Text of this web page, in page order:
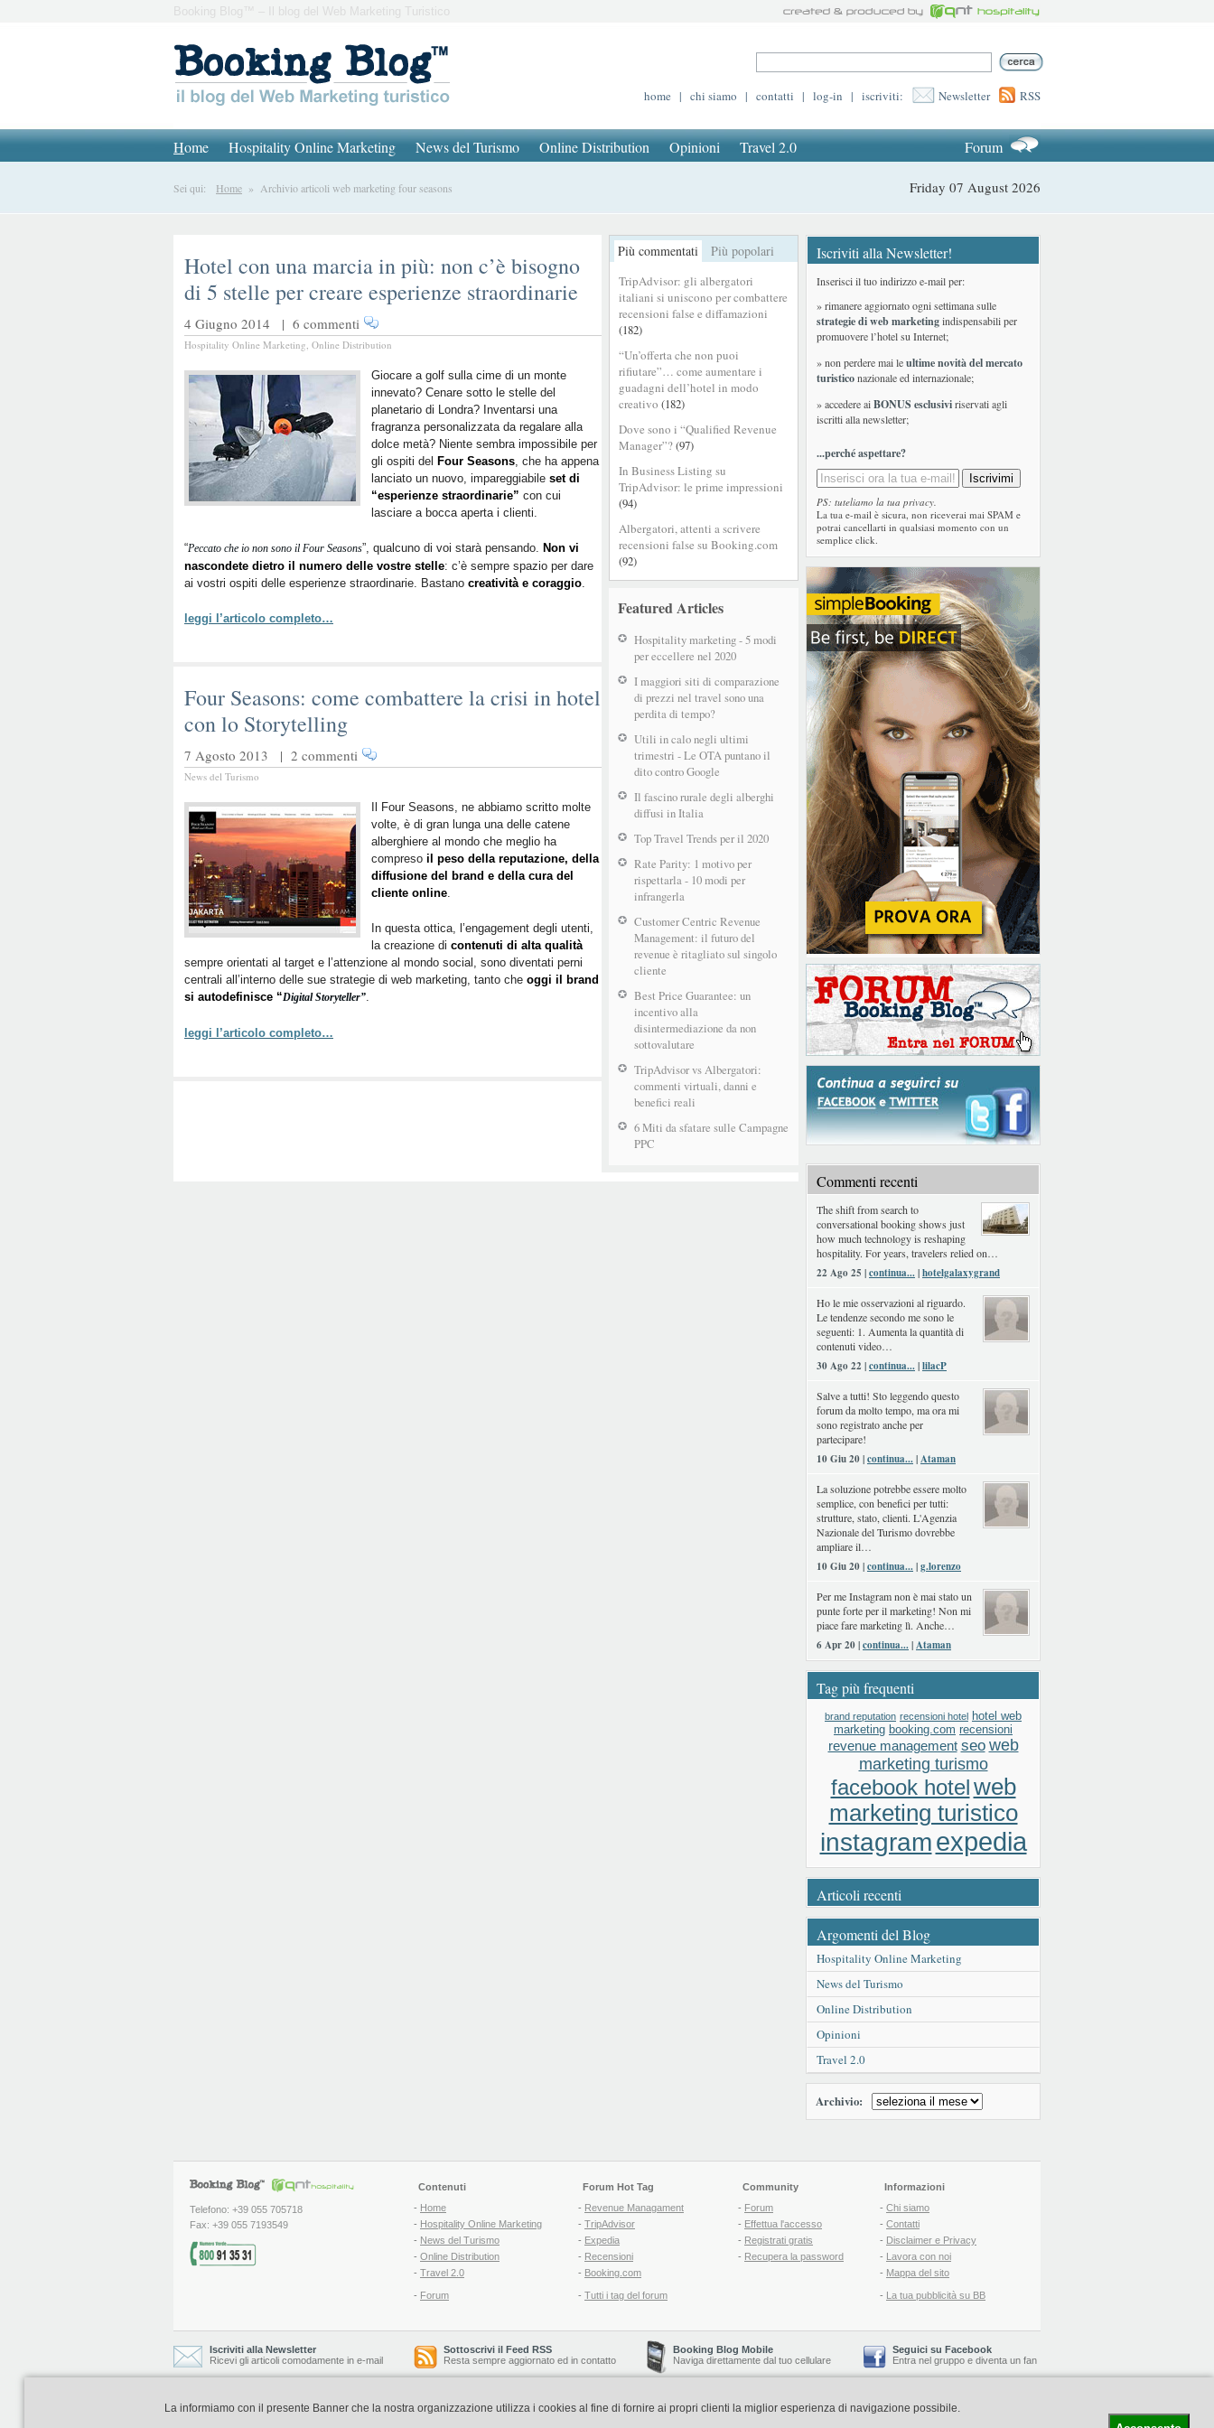
Booking Blog™ – Il blog del Web Marketing Turistico
home | chi siamo | contatti | log-in | iscriviti: Newsletter RSS
Home Hospitality Online Marketing News del Turismo Online Distribution Opinioni Travel 2.0 Forum
Sei qui: Home » Archivio articoli web marketing four seasons Friday 07 August 2026
Più commentati Più popolari
TripAdvisor: gli albergatori
italiani si uniscono per combattere
recensioni false e diffamazioni
(182)
“Un’offerta che non puoi
rifiutare”… come aumentare i
guadagni dell’hotel in modo
creativo (182)
Dove sono i “Qualified Revenue
Manager”?(97)
In Business Listing su
TripAdvisor: le prime impressioni
(94)
Albergatori, attenti a scrivere
recensioni false su Booking.com
(92)
Featured Articles
Hospitality marketing - 5 modi
per eccellere nel 2020
I maggiori siti di comparazione
di prezzi nel travel sono una
perdita di tempo?
Utili in calo negli ultimi
trimestri - Le OTA puntano il
dito contro Google
Il fascino rurale degli alberghi
diffusi in Italia
Top Travel Trends per il 2020
Rate Parity: 1 motivo per
rispettarla - 10 modi per
infrangerla
Customer Centric Revenue
Management: il futuro del
revenue è ritagliato sul singolo
cliente
Best Price Guarantee: un
incentivo alla
disintermediazione da non
sottovalutare
TripAdvisor vs Albergatori:
commenti virtuali, danni e
benefici reali
6 Miti da sfatare sulle Campagne
PPC
Hotel con una marcia in più: non c’è bisogno
di 5 stelle per creare esperienze straordinarie
4 Giugno 2014 | 6 commenti
Hospitality Online Marketing, Online Distribution
Giocare a golf sulla cime di un monte
innevato? Cenare sotto le stelle del
planetario di Londra? Inventarsi una
fragranza personalizzata da regalare alla
dolce metà? Niente sembra impossibile per
gli ospiti del Four Seasons, che ha appena
lanciato un nuovo, impareggiabile set di
“esperienze straordinarie” con cui
lasciare a bocca aperta i clienti.
“Peccato che io non sono il Four Seasons”, qualcuno di voi starà pensando. Non vi
nascondete dietro il numero delle vostre stelle: c’è sempre spazio per dare
ai vostri ospiti delle esperienze straordinarie. Bastano creatività e coraggio.
leggi l’articolo completo…
Four Seasons: come combattere la crisi in hotel
con lo Storytelling
7 Agosto 2013 | 2 commenti
News del Turismo
Il Four Seasons, ne abbiamo scritto molte
volte, è di gran lunga una delle catene
alberghiere al mondo che meglio ha
compreso il peso della reputazione, della
diffusione del brand e della cura del
cliente online.
In questa ottica, l’engagement degli utenti,
la creazione di contenuti di alta qualità
sempre orientati al target e l’attenzione al mondo social, sono diventati perni
centrali all’interno delle sue strategie di web marketing, tanto che oggi il brand
si autodefinisce “Digital Storyteller”.
leggi l’articolo completo…
Iscriviti alla Newsletter!
Inserisci il tuo indirizzo e-mail per:
» rimanere aggiornato ogni settimana sulle
strategie di web marketingindispensabili per
promuovere l’hotel su Internet;
» non perdere mai leultime novità del mercato
turisticonazionale ed internazionale;
» accedere aiBONUS esclusiviriservati agli
iscritti alla newsletter;
...perché aspettare?
PS: tuteliamo la tua privacy.
La tua e-mail è sicura, non riceverai mai SPAM e
potrai cancellarti in qualsiasi momento con un
semplice click.
Commenti recenti
The shift from search to
conversational booking shows just
how much technology is reshaping
hospitality. For years, travelers relied on…
22 Ago 25 |continua...|hotelgalaxygrand
Ho le mie osservazioni al riguardo.
Le tendenze secondo me sono le
seguenti: 1. Aumenta la quantità di
contenuti video…
30 Ago 22 |continua...|lilacP
Salve a tutti! Sto leggendo questo
forum da molto tempo, ma ora mi
sono registrato anche per
partecipare!
10 Giu 20 |continua...|Ataman
La soluzione potrebbe essere molto
semplice, con benefici per tutti:
strutture, stato, clienti. L'Agenzia
Nazionale del Turismo dovrebbe
ampliare il…
10 Giu 20 |continua...|g.lorenzo
Per me Instagram non è mai stato un
punte forte per il marketing! Non mi
piace fare marketing lì. Anche…
6 Apr 20 |continua...|Ataman
Tag più frequenti
brand reputation recensioni hotel hotel web
marketing booking.com recensioni
revenue management seo web
marketing turismo
facebook hotelweb
marketing turistico
instagramexpedia
Articoli recenti
Argomenti del Blog
Hospitality Online Marketing
News del Turismo
Online Distribution
Opinioni
Travel 2.0
Archivio:
Telefono: +39 055 705718
Fax: +39 055 7193549
Contenuti
- Home
- Hospitality Online Marketing
- News del Turismo
- Online Distribution
- Travel 2.0
- Forum
Forum Hot Tag
- Revenue Managament
- TripAdvisor
- Expedia
- Recensioni
- Booking.com
- Tutti i tag del forum
Community
- Forum
- Effettua l'accesso
- Registrati gratis
- Recupera la password
Informazioni
- Chi siamo
- Contatti
- Disclaimer e Privacy
- Lavora con noi
- Mappa del sito
- La tua pubblicità su BB
Iscriviti alla Newsletter
Ricevi gli articoli comodamente in e-mail
Sottoscrivi il Feed RSS
Resta sempre aggiornato ed in contatto
Booking Blog Mobile
Naviga direttamente dal tuo cellulare
Seguici su Facebook
Entra nel gruppo e diventa un fan
Booking Blog è realizzato e curato da Copyright © 2006-2026 QNT S.r.l. Socio Unico -www.qnt.it-Booking Blog™ -Il blog del Web Marketing Turistico
La informiamo con il presente Banner che la nostra organizzazione utilizza i cookies al fine di fornire ai propri clienti la miglior esperienza di navigazione possibile.